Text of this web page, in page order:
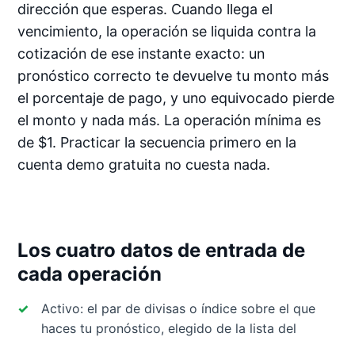
dirección que esperas. Cuando llega el
vencimiento, la operación se liquida contra la
cotización de ese instante exacto: un
pronóstico correcto te devuelve tu monto más
el porcentaje de pago, y uno equivocado pierde
el monto y nada más. La operación mínima es
de $1. Practicar la secuencia primero en la
cuenta demo gratuita no cuesta nada.
Los cuatro datos de entrada de
cada operación
Activo: el par de divisas o índice sobre el que
haces tu pronóstico, elegido de la lista del